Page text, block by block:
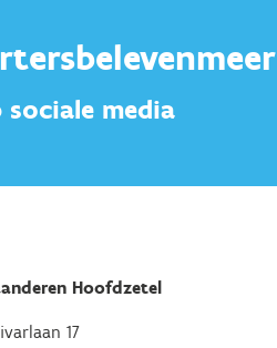
media
Hoofdzetel
17